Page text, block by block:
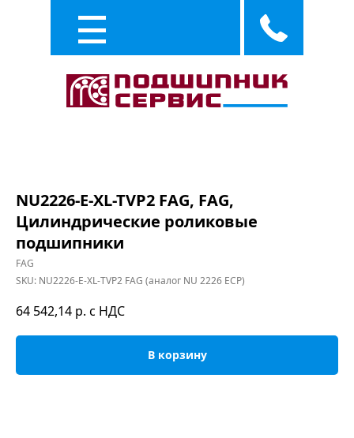
NU2226-E-XL-TVP2 FAG, FAG,
Цилиндрические роликовые
подшипники
FAG
SKU: NU2226-E-XL-TVP2 FAG (аналог NU 2226 ECP)
64 542,14 р. с НДС
В корзину